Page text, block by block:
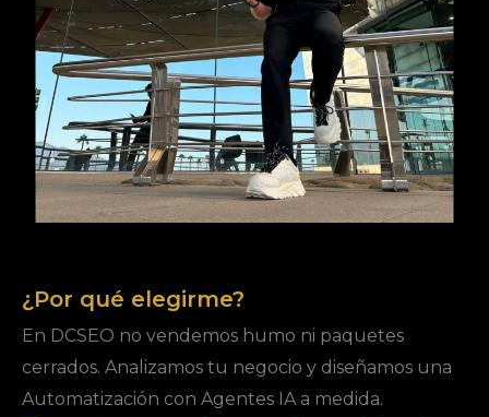
¿Por qué elegirme?
En DCSEO no vendemos humo ni paquetes
cerrados. Analizamos tu negocio y diseñamos una
Automatización con Agentes IA a medida.